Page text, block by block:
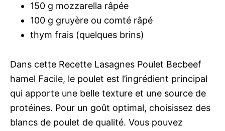
150 g mozzarella râpée
100 g gruyère ou comté râpé
thym frais (quelques brins)
Dans cette Recette Lasagnes Poulet Becbeef
hamel Facile, le poulet est l’ingrédient principal
qui apporte une belle texture et une source de
protéines. Pour un goût optimal, choisissez des
blancs de poulet de qualité. Vous pouvez